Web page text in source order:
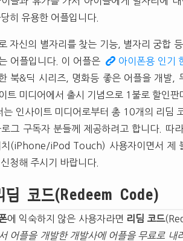
히 유용한 어플입니다.
자신의 별자리를 찾는 기능, 별자리 궁합
어플입니다. 이 어플은
아이폰용 인기
북&딕 시리즈, 명화등 좋은 어플을 개발,
트 미디어에서 출시 기념으로 1불로 할인판
는 인사이트 미디어로부터 총 10개의 리딤
그 구독자 분들께 제공하려고 합니다. 따
치(iPhone/iPod Touch) 사용자이면서 제
청해 주시기 바랍니다.
딤 코드(Redeem Code)
에 익숙하지 않은 사용자라면 리딤 코드
어플을 개발한 개발사에 어플을 무료로 내